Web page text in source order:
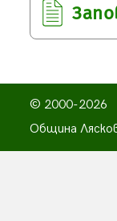
© 2000-2026
Община